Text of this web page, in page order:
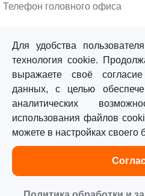
Телефон головного офиса
©«Sturm!» 2011–2026 ®
Все права защищены.
Политика обработки
Для удобства
технология cookie.
выражаете своё
данных, с целью
аналитических
использования файлов
можете в настройках своего